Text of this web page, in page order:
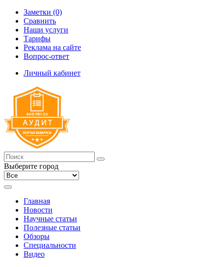
Заметки (0)
Сравнить
Наши услуги
Тарифы
Реклама на сайте
Вопрос-ответ
Личный кабинет
Выберите город
Главная
Новости
Научные статьи
Полезные статьи
Обзоры
Специальности
Видео